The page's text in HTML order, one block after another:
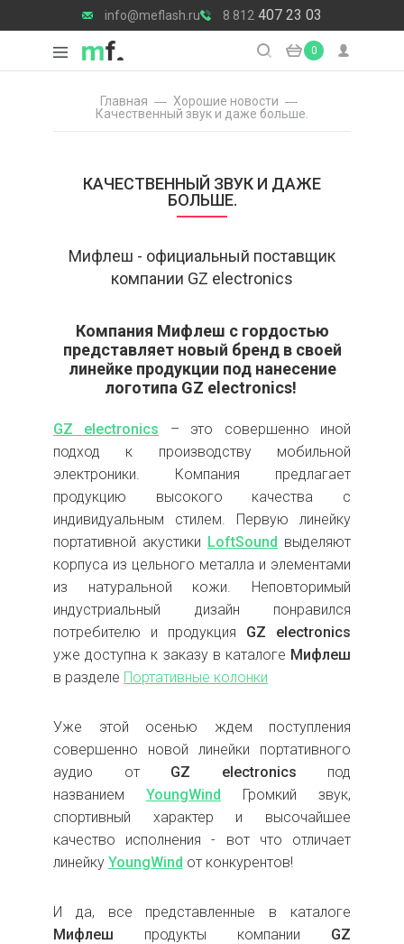
info@meflash.ru 8 812 407 23 03
0
Главная
Хорошие новости
Качественный звук и даже больше.
КАЧЕСТВЕННЫЙ ЗВУК И ДАЖЕ
БОЛЬШЕ.
Мифлеш - официальный поставщик
компании GZ electronics
Компания Мифлеш с гордостью
представляет новый бренд в своей
линейке продукции под нанесение
логотипа GZ electronics!
GZ electronics – это совершенно иной
подход к производству мобильной
электроники. Компания предлагает
продукцию высокого качества с
индивидуальным стилем. Первую линейку
портативной акустики LoftSound выделяют
корпуса из цельного металла и элементами
из натуральной кожи. Неповторимый
индустриальный дизайн понравился
потребителю и продукция GZ electronics
уже доступна к заказу в каталоге Мифлеш
в разделе Портативные колонки
Уже этой осенью ждем поступления
совершенно новой линейки портативного
аудио от GZ electronics под
названием YoungWind Громкий звук,
спортивный характер и высочайшее
качество исполнения - вот что отличает
линейку YoungWind от конкурентов!
И да, все представленные в каталоге
Мифлеш продукты компании GZ